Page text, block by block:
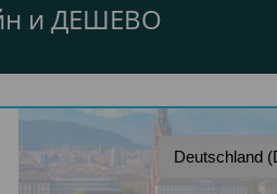
и ДЕШЕВО